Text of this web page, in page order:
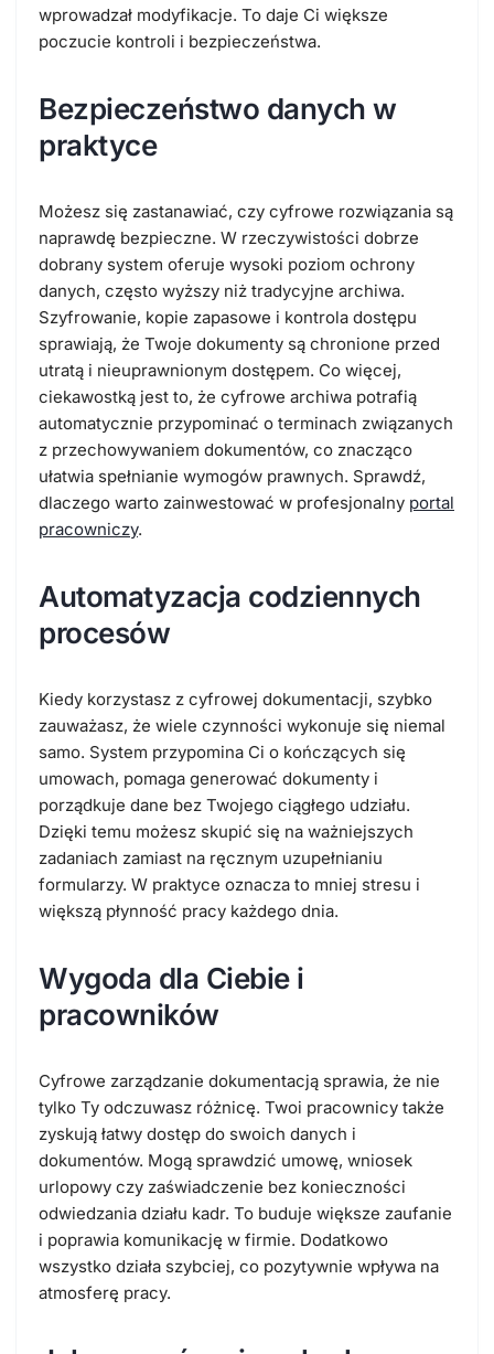
wprowadzał modyfikacje. To daje Ci większe
poczucie kontroli i bezpieczeństwa.
Bezpieczeństwo danych w
praktyce
Możesz się zastanawiać, czy cyfrowe rozwiązania są
naprawdę bezpieczne. W rzeczywistości dobrze
dobrany system oferuje wysoki poziom ochrony
danych, często wyższy niż tradycyjne archiwa.
Szyfrowanie, kopie zapasowe i kontrola dostępu
sprawiają, że Twoje dokumenty są chronione przed
utratą i nieuprawnionym dostępem. Co więcej,
ciekawostką jest to, że cyfrowe archiwa potrafią
automatycznie przypominać o terminach związanych
z przechowywaniem dokumentów, co znacząco
ułatwia spełnianie wymogów prawnych. Sprawdź,
dlaczego warto zainwestować w profesjonalny portal
pracowniczy.
Automatyzacja codziennych
procesów
Kiedy korzystasz z cyfrowej dokumentacji, szybko
zauważasz, że wiele czynności wykonuje się niemal
samo. System przypomina Ci o kończących się
umowach, pomaga generować dokumenty i
porządkuje dane bez Twojego ciągłego udziału.
Dzięki temu możesz skupić się na ważniejszych
zadaniach zamiast na ręcznym uzupełnianiu
formularzy. W praktyce oznacza to mniej stresu i
większą płynność pracy każdego dnia.
Wygoda dla Ciebie i
pracowników
Cyfrowe zarządzanie dokumentacją sprawia, że nie
tylko Ty odczuwasz różnicę. Twoi pracownicy także
zyskują łatwy dostęp do swoich danych i
dokumentów. Mogą sprawdzić umowę, wniosek
urlopowy czy zaświadczenie bez konieczności
odwiedzania działu kadr. To buduje większe zaufanie
i poprawia komunikację w firmie. Dodatkowo
wszystko działa szybciej, co pozytywnie wpływa na
atmosferę pracy.